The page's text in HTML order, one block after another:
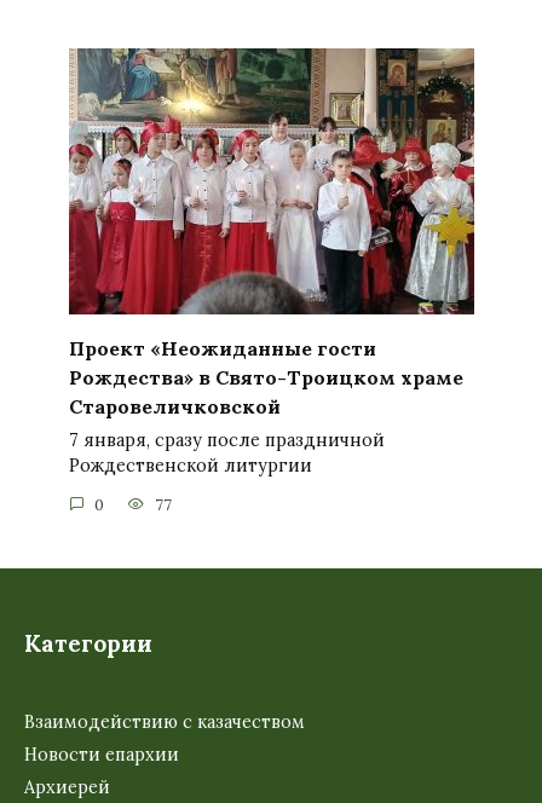
Проект «Неожиданные гости
Рождества» в Свято-Троицком храме
Старовеличковской
7 января, сразу после праздничной
Рождественской литургии
0 77
Категории
Взаимодействию с казачеством
Новости епархии
Архиерей